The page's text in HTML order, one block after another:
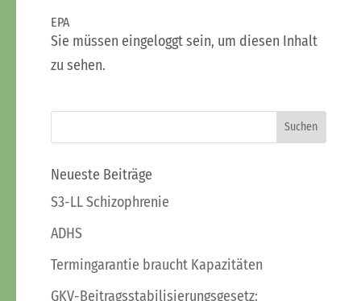
EPA
Sie müssen eingeloggt sein, um diesen Inhalt
zu sehen.
Neueste Beiträge
S3-LL Schizophrenie
ADHS
Termingarantie braucht Kapazitäten
GKV-Beitragsstabilisierungsgesetz: